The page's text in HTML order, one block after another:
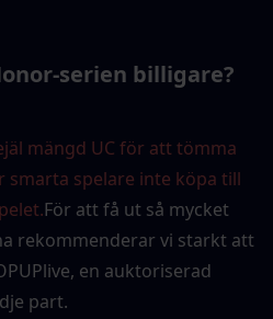
serien billigare?
mängd UC för att tömma
smarta spelare inte köpa till
För att få ut så mycket
rekommenderar vi starkt att
en auktoriserad
part.